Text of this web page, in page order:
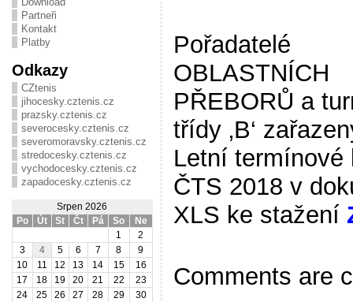
Partneři
Kontakt
Platby
Odkazy
CZtenis
jihocesky.cztenis.cz
prazsky.cztenis.cz
severocesky.cztenis.cz
severomoravsky.cztenis.cz
stredocesky.cztenis.cz
vychodocesky.cztenis.cz
zapadocesky.cztenis.cz
Srpen 2026
Po
Út St Čt Pá So Ne
1
2
3
4 5 6 7 8
9
10
11 12 13 14 15
16
17
18 19 20 21 22
23
24
25 26 27 28 29
30
Pořadatelé
OBLASTNÍCH
PŘEBORŮ a
třídy ‚B‘
Letní termínové
ČTS 2018 v
XLS ke stažení
Comments are